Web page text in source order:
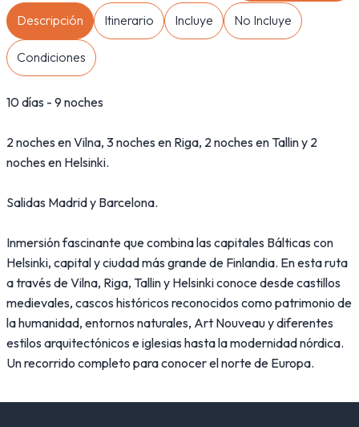
Descripción Itinerario Incluye No Incluye
Condiciones
10 días - 9 noches
2 noches en Vilna, 3 noches en Riga, 2 noches en Tallin y 2
noches en Helsinki.
Salidas Madrid y Barcelona.
Inmersión fascinante que combina las capitales Bálticas con
Helsinki, capital y ciudad más grande de Finlandia. En esta ruta
a través de Vilna, Riga, Tallin y Helsinki conoce desde castillos
medievales, cascos históricos reconocidos como patrimonio de
la humanidad, entornos naturales, Art Nouveau y diferentes
estilos arquitectónicos e iglesias hasta la modernidad nórdica.
Un recorrido completo para conocer el norte de Europa.